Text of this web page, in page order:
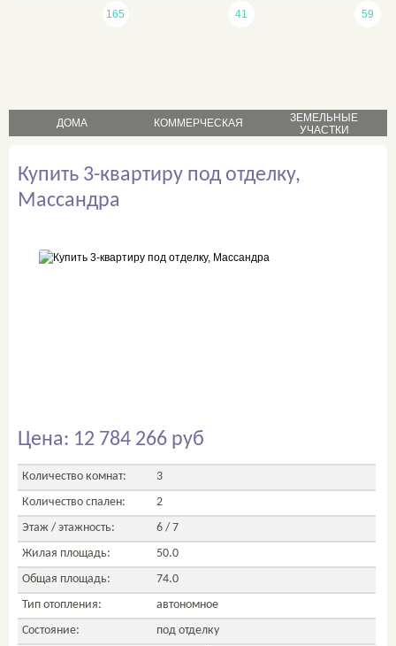
ДОМА
165
КОММЕРЧЕСКАЯ
аренда
41
ЗЕМЕЛЬНЫЕ
УЧАСТКИ
59
Купить 3-квартиру под отделку,
Массандра
Цена: 12 784 266 руб
Количество комнат:
3
Количество спален:
2
Этаж / этажность:
6 / 7
Жилая площадь:
50.0
Общая площадь:
74.0
Тип отопления:
автономное
Состояние:
под отделку